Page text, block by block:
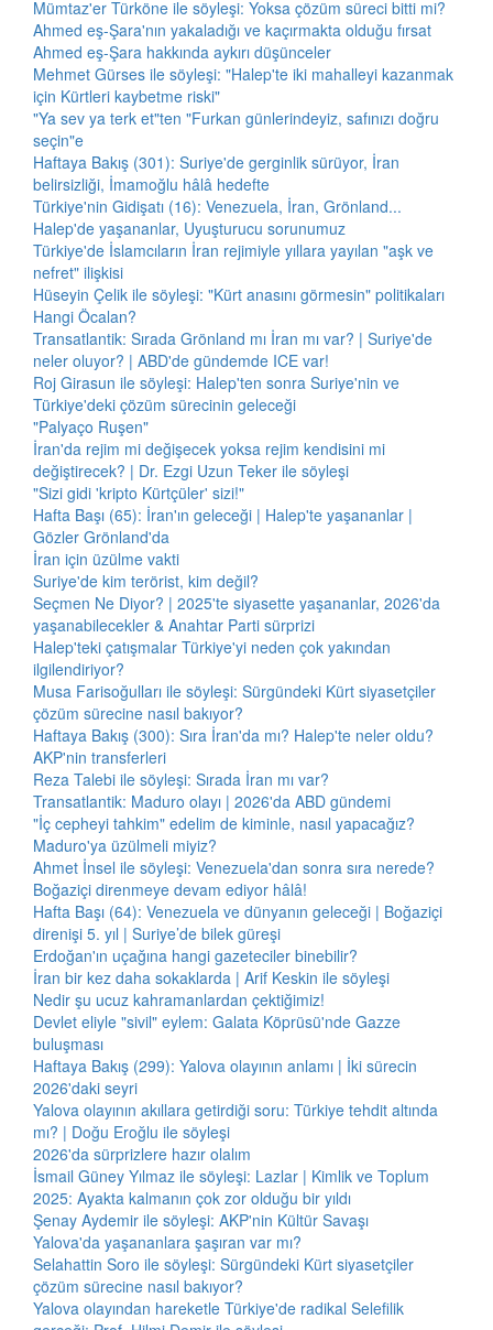
Mümtaz'er Türköne ile söyleşi: Yoksa çözüm süreci bitti mi?
Ahmed eş-Şara'nın yakaladığı ve kaçırmakta olduğu fırsat
Ahmed eş-Şara hakkında aykırı düşünceler
Mehmet Gürses ile söyleşi: "Halep'te iki mahalleyi kazanmak
için Kürtleri kaybetme riski"
"Ya sev ya terk et"ten "Furkan günlerindeyiz, safınızı doğru
seçin"e
Haftaya Bakış (301): Suriye'de gerginlik sürüyor, İran
belirsizliği, İmamoğlu hâlâ hedefte
Türkiye'nin Gidişatı (16): Venezuela, İran, Grönland...
Halep'de yaşananlar, Uyuşturucu sorunumuz
Türkiye'de İslamcıların İran rejimiyle yıllara yayılan "aşk ve
nefret" ilişkisi
Hüseyin Çelik ile söyleşi: "Kürt anasını görmesin" politikaları
Hangi Öcalan?
Transatlantik: Sırada Grönland mı İran mı var? | Suriye'de
neler oluyor? | ABD'de gündemde ICE var!
Roj Girasun ile söyleşi: Halep'ten sonra Suriye'nin ve
Türkiye'deki çözüm sürecinin geleceği
"Palyaço Ruşen"
İran'da rejim mi değişecek yoksa rejim kendisini mi
değiştirecek? | Dr. Ezgi Uzun Teker ile söyleşi
"Sizi gidi 'kripto Kürtçüler' sizi!"
Hafta Başı (65): İran'ın geleceği | Halep'te yaşananlar |
Gözler Grönland'da
İran için üzülme vakti
Suriye'de kim terörist, kim değil?
Seçmen Ne Diyor? | 2025'te siyasette yaşananlar, 2026'da
yaşanabilecekler & Anahtar Parti sürprizi
Halep'teki çatışmalar Türkiye'yi neden çok yakından
ilgilendiriyor?
Musa Farisoğulları ile söyleşi: Sürgündeki Kürt siyasetçiler
çözüm sürecine nasıl bakıyor?
Haftaya Bakış (300): Sıra İran'da mı? Halep'te neler oldu?
AKP'nin transferleri
Reza Talebi ile söyleşi: Sırada İran mı var?
Transatlantik: Maduro olayı | 2026'da ABD gündemi
"İç cepheyi tahkim" edelim de kiminle, nasıl yapacağız?
Maduro'ya üzülmeli miyiz?
Ahmet İnsel ile söyleşi: Venezuela'dan sonra sıra nerede?
Boğaziçi direnmeye devam ediyor hâlâ!
Hafta Başı (64): Venezuela ve dünyanın geleceği | Boğaziçi
direnişi 5. yıl | Suriye’de bilek güreşi
Erdoğan'ın uçağına hangi gazeteciler binebilir?
İran bir kez daha sokaklarda | Arif Keskin ile söyleşi
Nedir şu ucuz kahramanlardan çektiğimiz!
Devlet eliyle "sivil" eylem: Galata Köprüsü'nde Gazze
buluşması
Haftaya Bakış (299): Yalova olayının anlamı | İki sürecin
2026'daki seyri
Yalova olayının akıllara getirdiği soru: Türkiye tehdit altında
mı? | Doğu Eroğlu ile söyleşi
2026'da sürprizlere hazır olalım
İsmail Güney Yılmaz ile söyleşi: Lazlar | Kimlik ve Toplum
2025: Ayakta kalmanın çok zor olduğu bir yıldı
Şenay Aydemir ile söyleşi: AKP'nin Kültür Savaşı
Yalova'da yaşananlara şaşıran var mı?
Selahattin Soro ile söyleşi: Sürgündeki Kürt siyasetçiler
çözüm sürecine nasıl bakıyor?
Yalova olayından hareketle Türkiye'de radikal Selefilik